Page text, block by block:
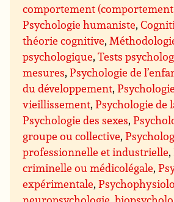
comportement
Psychologie humaniste,
théorie cognitive,
psychologique,Tests
mesures,Psychologie de
du développement,
vieillissement,Psychologie de
Psychologie des sexes,
groupe ou collective,
professionnelle et industrielle,
criminelle ou médicolégale,
expérimentale,